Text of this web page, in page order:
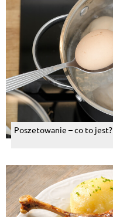
Poszetowanie – co to jest?